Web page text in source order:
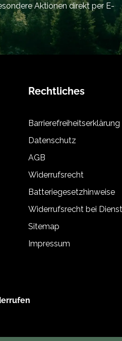
Aktionen direkt per E-
Rechtliches
Barrierefreiheitserklärung
Datenschutz
AGB
Widerrufsrecht
Batteriegesetzhinweise
Widerrufsrecht bei
Sitemap
Impressum